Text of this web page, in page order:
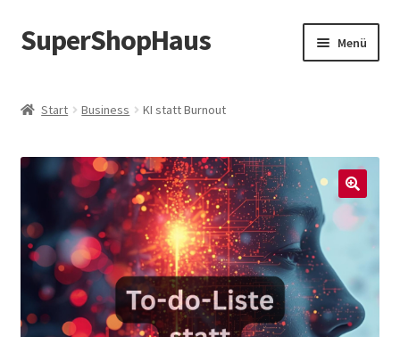
Zur
Navigation
Zum
Inhalt
SuperShopHaus Menü
Start Business KI statt Burnout